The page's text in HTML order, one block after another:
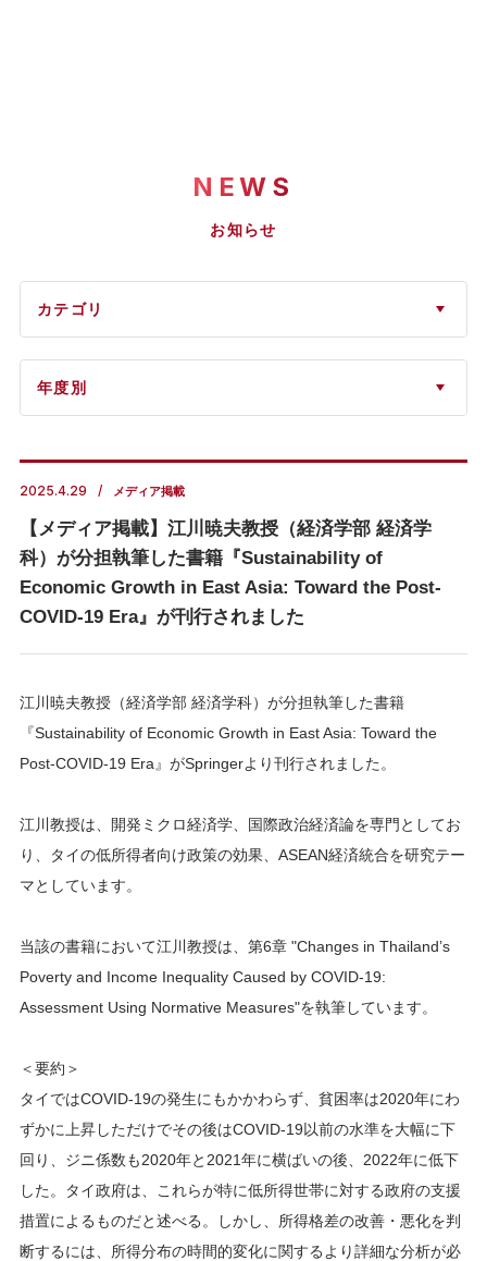
NEWS
お知らせ
2025.4.29 メディア掲載
【メディア掲載】江川暁夫教授（経済学部 経済学
科）が分担執筆した書籍『Sustainability of
Economic Growth in East Asia: Toward the Post-
COVID-19 Era』が刊行されました
江川暁夫教授（経済学部 経済学科）が分担執筆した書籍
『Sustainability of Economic Growth in East Asia: Toward the
Post-COVID-19 Era』がSpringerより刊行されました。
江川教授は、開発ミクロ経済学、国際政治経済論を専門としてお
り、タイの低所得者向け政策の効果、ASEAN経済統合を研究テー
マとしています。
当該の書籍において江川教授は、第6章 "Changes in Thailand’s
Poverty and Income Inequality Caused by COVID-19:
Assessment Using Normative Measures"を執筆しています。
＜要約＞
タイではCOVID-19の発生にもかかわらず、貧困率は2020年にわ
ずかに上昇しただけでその後はCOVID-19以前の水準を大幅に下
回り、ジニ係数も2020年と2021年に横ばいの後、2022年に低下
した。タイ政府は、これらが特に低所得世帯に対する政府の支援
措置によるものだと述べる。しかし、所得格差の改善・悪化を判
断するには、所得分布の時間的変化に関するより詳細な分析が必
カテゴリ
年度別